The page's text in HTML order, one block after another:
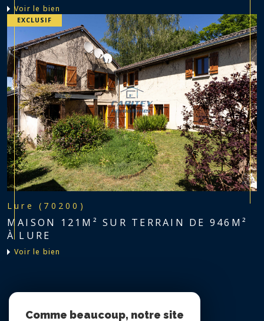
voir le bien
EXCLUSIF
Lure (70200)
MAISON 121M² SUR TERRAIN DE 946M²
À LURE
voir le bien
Comme beaucoup, notre site